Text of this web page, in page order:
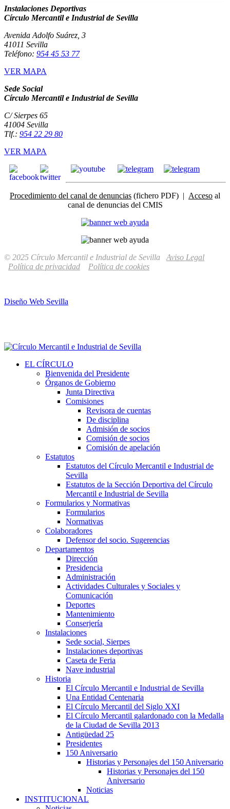
Instalaciones Deportivas
Círculo Mercantil e Industrial de Sevilla
Avenida Adolfo Suárez, 3
41011 Sevilla
Teléfono: 954 45 53 77
VER MAPA
Sede Social
Círculo Mercantil e Industrial de Sevilla
C/ Sierpes 65
41004 Sevilla
Tlf.: 954 22 29 80
VER MAPA
Procedimiento del canal de denuncias (fichero PDF) | Acceso al
canal de denuncias del CMIS
© 2025 Círculo Mercantil e Industrial de Sevilla Aviso Legal
Política de privacidad
Política de cookies
Diseño Web Sevilla
EL CÍRCULO
Bienvenida del Presidente
Órganos de Gobierno
Junta Directiva
Comisiones
Revisora de cuentas
De disciplina
Admisión de socios
Comisión de socios
Comisión de apelación
Estatutos
Estatutos del Círculo Mercantil e Industrial de
Sevilla
Estatutos de la Sección Deportiva del Círculo
Mercantil e Industrial de Sevilla
Formularios y Normativas
Formularios
Normativas
Colaboradores
Defensor del socio. Sugerencias
Departamentos
Dirección
Presidencia
Administración
Actividades Culturales y Sociales y
Comunicación
Deportes
Mantenimiento
Conserjería
Instalaciones
Sede social, Sierpes
Instalaciones deportivas
Caseta de Feria
Nave industrial
Historia
El Círculo Mercantil e Industrial de Sevilla
Una Entidad Centenaria
El Círculo Mercantil del Siglo XXI
El Círculo Mercantil galardonado con la Medalla
de la Ciudad de Sevilla 2013
Antigüedad 25
Presidentes
150 Aniversario
Historias y Personajes del 150 Aniversario
Historias y Personajes del 150
Aniversario
Noticias
INSTITUCIONAL